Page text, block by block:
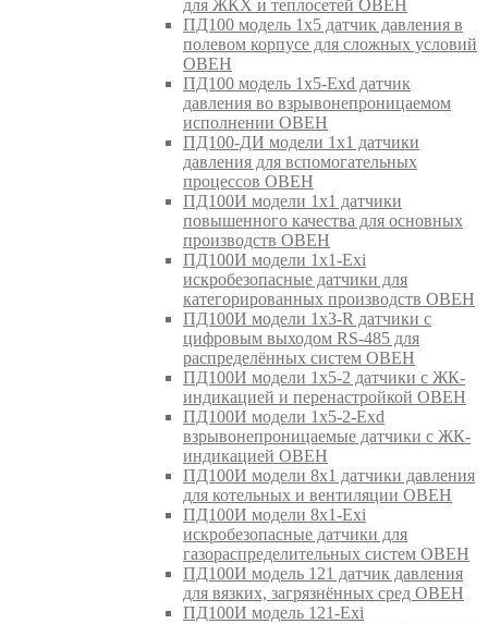
для ЖКХ и теплосетей ОВЕН
ПД100 модель 1х5 датчик давления в
полевом корпусе для сложных условий
ОВЕН
ПД100 модель 1х5-Exd датчик
давления во взрывонепроницаемом
исполнении ОВЕН
ПД100-ДИ модели 1х1 датчики
давления для вспомогательных
процессов ОВЕН
ПД100И модели 1х1 датчики
повышенного качества для основных
производств ОВЕН
ПД100И модели 1х1-Exi
искробезопасные датчики для
категорированных производств ОВЕН
ПД100И модели 1х3-R датчики с
цифровым выходом RS-485 для
распределённых систем ОВЕН
ПД100И модели 1х5-2 датчики с ЖК-
индикацией и перенастройкой ОВЕН
ПД100И модели 1х5-2-Exd
взрывонепроницаемые датчики с ЖК-
индикацией ОВЕН
ПД100И модели 8х1 датчики давления
для котельных и вентиляции ОВЕН
ПД100И модели 8х1-Exi
искробезопасные датчики для
газораспределительных систем ОВЕН
ПД100И модель 121 датчик давления
для вязких, загрязнённых сред ОВЕН
ПД100И модель 121-Exi